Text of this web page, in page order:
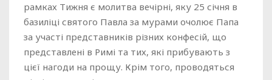
рамках Тижня є молитва вечірні, яку 25 січня в
базиліці святого Павла за мурами очолює Папа
за участі представників різних конфесій, що
представлені в Римі та тих, які прибувають з
цієї нагоди на прощу. Крім того, проводяться